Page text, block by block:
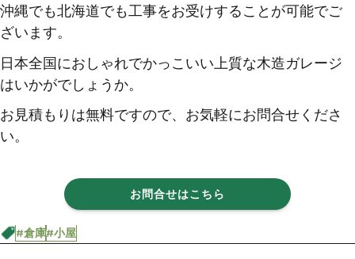
沖縄でも北海道でも工事をお受けすることが可能でご
ざいます。
日本全国におしゃれでかっこいい上質な木造ガレージ
はいかがでしょうか。
お見積もりは無料ですので、お気軽にお問合せくださ
い。
お問合せはこちら
#倉庫#小屋